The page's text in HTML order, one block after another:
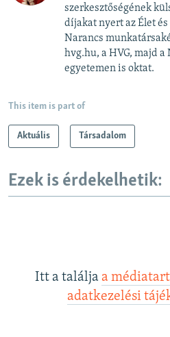
szerkesztőségének
díjakat nyert az Élet
Narancs
hvg.hu, a HVG, majd
egyetemen is oktat.
This item is part of
Aktuális Társadalom
Ezek is érdekelhetik:
Itt a találja a
adatkezelési